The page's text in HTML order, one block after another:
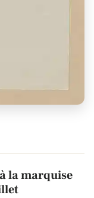
la marquise